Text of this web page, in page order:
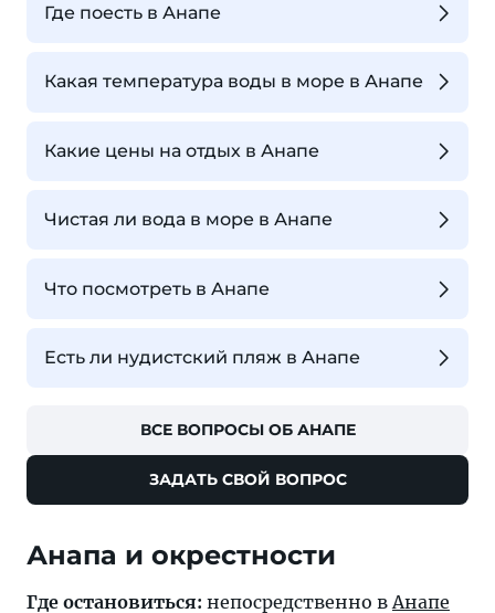
Где поесть в Анапе
Какая температура воды в море в Анапе
Какие цены на отдых в Анапе
Чистая ли вода в море в Анапе
Что посмотреть в Анапе
Есть ли нудистский пляж в Анапе
ВСЕ ВОПРОСЫ ОБ АНАПЕ
ЗАДАТЬ СВОЙ ВОПРОС
Анапа и окрестности
Где остановиться: непосредственно вАнапе